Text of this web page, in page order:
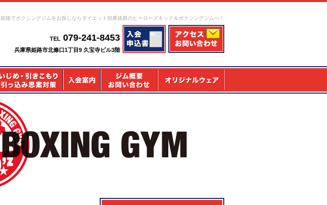
姫路でボクシングジムをお探しならダイエット効果抜群のヒーローズキック＆ボクシングジムへ！
TEL 079-241-8453
兵庫県姫路市北條口1丁目9 久宝寺ビル3階